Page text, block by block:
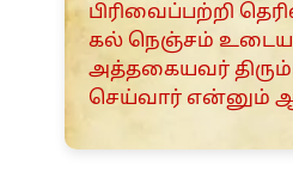
பிரிவைப்பற்றி
கல் நெஞ்சம்
அத்தகையவர்
செய்வார் என்னும்